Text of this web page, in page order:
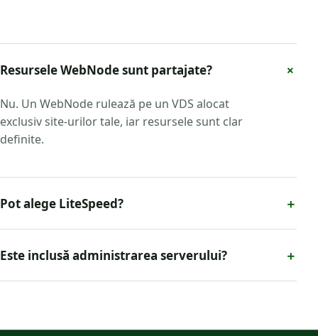
Resursele WebNode sunt partajate? ＋
Nu. Un WebNode rulează pe un VDS alocat
exclusiv site-urilor tale, iar resursele sunt clar
definite.
Pot alege LiteSpeed? ＋
Este inclusă administrarea serverului? ＋